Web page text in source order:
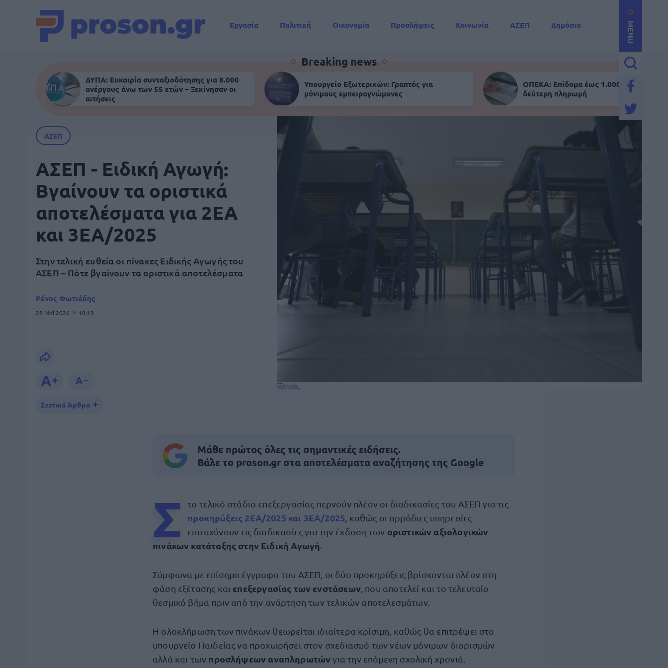
MENU
Εργασία Πολιτική Οικονομία Προσλήψεις Κοινωνία ΑΣΕΠ
Δημόσιο
Breaking news
ΔΥΠΑ: Ευκαιρία συνταξιοδότησης για 8.000
ανέργους άνω των 55 ετών – Ξεκίνησαν οι
αιτήσεις
Υπουργείο Εξωτερικών: Γραπτός για
μόνιμους εμπειρογνώμονες
ΟΠΕΚΑ: Επίδομα έως 1.000 ευρώ -
δεύτερη πληρωμή
ΑΣΕΠ
ΑΣΕΠ - Ειδική Αγωγή:
Βγαίνουν τα οριστικά
αποτελέσματα για 2ΕΑ
και 3ΕΑ/2025
Στην τελική ευθεία οι πίνακες Ειδικής Αγωγής του
ΑΣΕΠ – Πότε βγαίνουν τα οριστικά αποτελέσματα
Ρένος Φωτιάδης
28 Μαΐ 2026 10:13
Σχετικά Άρθρα
Μάθε πρώτος όλες τις σημαντικές ειδήσεις.
Βάλε το proson.gr στα αποτελέσματα αναζήτησης της Google
Σ το τελικό στάδιο επεξεργασίας περνούν πλέον οι διαδικασίες του ΑΣΕΠ για τις
προκηρύξεις 2ΕΑ/2025 και 3ΕΑ/2025 , καθώς οι αρμόδιες υπηρεσίες
επιταχύνουν τις διαδικασίες για την έκδοση των οριστικών αξιολογικών
πινάκων κατάταξης στην Ειδική Αγωγή
Σύμφωνα με επίσημο έγγραφο του ΑΣΕΠ, οι δύο προκηρύξεις βρίσκονται πλέον στη
φάση εξέτασης και επεξεργασίας των ενστάσεων, που αποτελεί και το τελευταίο
θεσμικό βήμα πριν από την ανάρτηση των τελικών αποτελεσμάτων.
Η ολοκλήρωση των πινάκων θεωρείται ιδιαίτερα κρίσιμη, καθώς θα επιτρέψει στο
υπουργείο Παιδείας να προχωρήσει στον σχεδιασμό των νέων μόνιμων διορισμών
αλλά και των προσλήψεων αναπληρωτώνγια την επόμενη σχολική χρονιά.